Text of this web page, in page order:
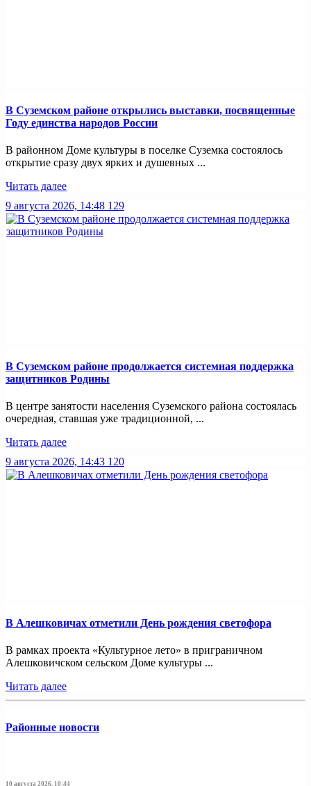
В Суземском районе открылись выставки, посвященные
Году единства народов России
В районном Доме культуры в поселке Суземка состоялось
открытие сразу двух ярких и душевных ...
Читать далее
9 августа 2026, 14:48 129
В Суземском районе продолжается системная поддержка
защитников Родины
В центре занятости населения Суземского района состоялась
очередная, ставшая уже традиционной, ...
Читать далее
9 августа 2026, 14:43 120
В Алешковичах отметили День рождения светофора
В рамках проекта «Культурное лето» в приграничном
Алешковичском сельском Доме культуры ...
Читать далее
Районные новости
10 августа 2026, 10:44